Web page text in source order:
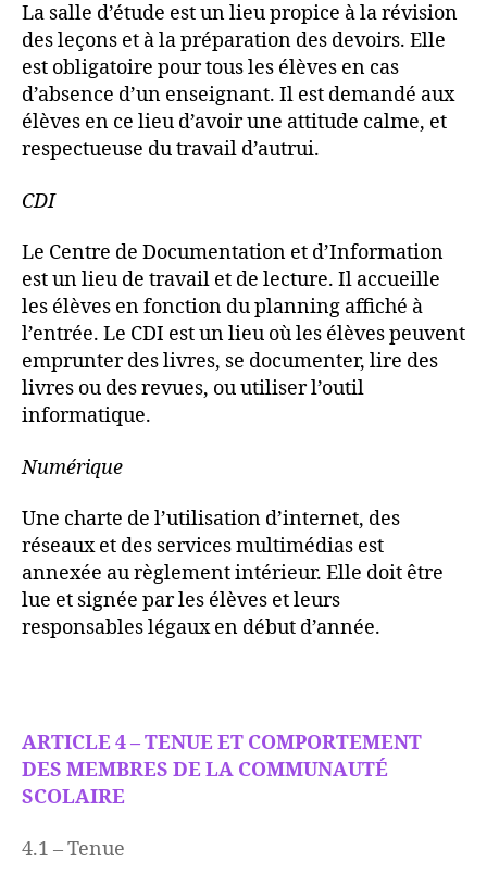
La salle d’étude est un lieu propice à la révision
des leçons et à la préparation des devoirs. Elle
est obligatoire pour tous les élèves en cas
d’absence d’un enseignant. Il est demandé aux
élèves en ce lieu d’avoir une attitude calme, et
respectueuse du travail d’autrui.
CDI
Le Centre de Documentation et d’Information
est un lieu de travail et de lecture. Il accueille
les élèves en fonction du planning affiché à
l’entrée. Le CDI est un lieu où les élèves peuvent
emprunter des livres, se documenter, lire des
livres ou des revues, ou utiliser l’outil
informatique.
Numérique
Une charte de l’utilisation d’internet, des
réseaux et des services multimédias est
annexée au règlement intérieur. Elle doit être
lue et signée par les élèves et leurs
responsables légaux en début d’année.
ARTICLE 4 – TENUE ET COMPORTEMENT
DES MEMBRES DE LA COMMUNAUTÉ
SCOLAIRE
4.1 – Tenue